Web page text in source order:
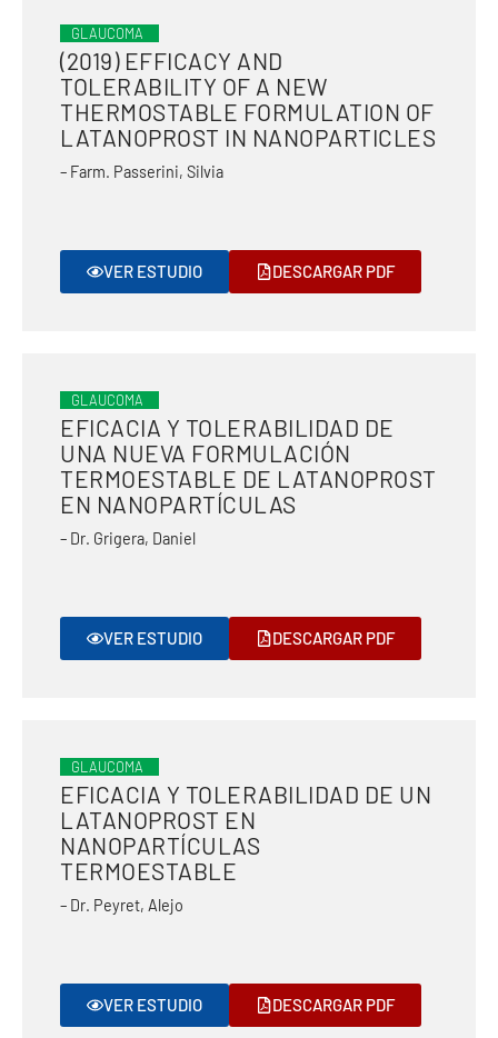
GLAUCOMA
(2019) EFFICACY AND
TOLERABILITY OF A NEW
THERMOSTABLE FORMULATION OF
LATANOPROST IN NANOPARTICLES
– Farm. Passerini, Silvia
VER ESTUDIO DESCARGAR PDF
GLAUCOMA
EFICACIA Y TOLERABILIDAD DE
UNA NUEVA FORMULACIÓN
TERMOESTABLE DE LATANOPROST
EN NANOPARTÍCULAS
– Dr. Grigera, Daniel
VER ESTUDIO DESCARGAR PDF
GLAUCOMA
EFICACIA Y TOLERABILIDAD DE UN
LATANOPROST EN
NANOPARTÍCULAS
TERMOESTABLE
– Dr. Peyret, Alejo
VER ESTUDIO DESCARGAR PDF